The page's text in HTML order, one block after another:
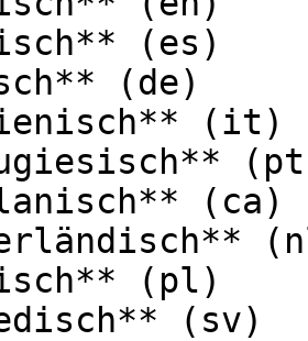
(es)
(de)
(it)
(ca)
(pl)
(sv)